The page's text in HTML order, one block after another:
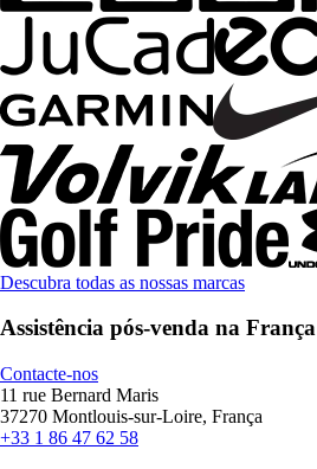
Descubra todas as nossas marcas
Assistência pós-venda na França
Contacte-nos
11 rue Bernard Maris
37270 Montlouis-sur-Loire, França
+33 1 86 47 62 58